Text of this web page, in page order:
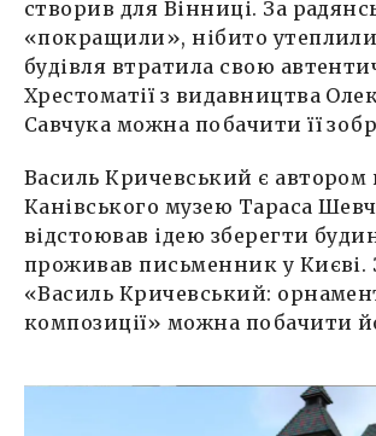
створив для Вінниці. За
«покращили», нібито
будівля втратила свою
Хрестоматії з видавництва
Савчука можна побачити її
Василь Кричевський є автором
Канівського музею Тараса
відстоював ідею зберегти
проживав письменник у Києві.
«Василь Кричевський:
композиції» можна побачити